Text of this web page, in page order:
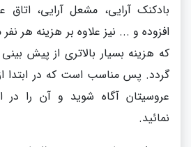
بادکنک آرایی، مشعل آرایی،
افزوده و ... نیز علاوه بر هزینه هر
که هزینه بسیار بالاتری از پیش
گردد. پس مناسب است که در ابتدا از
عروسیتان آگاه شوید و آن را در
نمائید.